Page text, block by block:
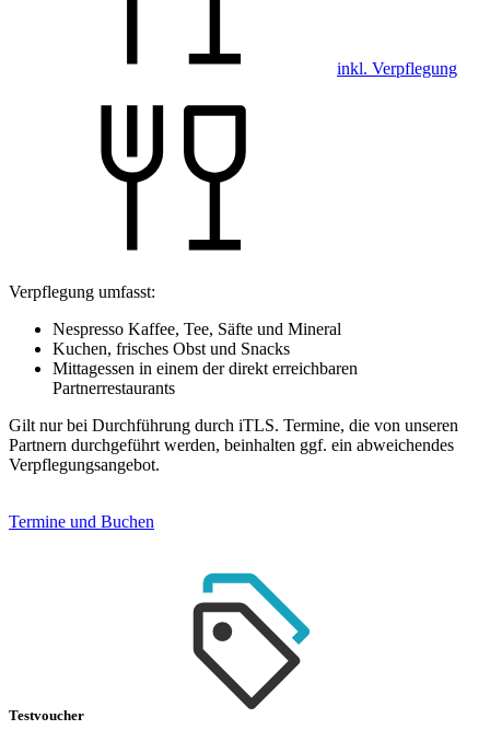
inkl. Verpflegung
Verpflegung umfasst:
Nespresso Kaffee, Tee, Säfte und Mineral
Kuchen, frisches Obst und Snacks
Mittagessen in einem der direkt erreichbaren
Partnerrestaurants
Gilt nur bei Durchführung durch iTLS. Termine, die von unseren
Partnern durchgeführt werden, beinhalten ggf. ein abweichendes
Verpflegungsangebot.
Termine und Buchen
Testvoucher